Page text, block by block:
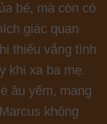
bé, mà còn có
giác quan
thiếu vắng tình
khi xa ba mẹ.
âu yếm, mang
không